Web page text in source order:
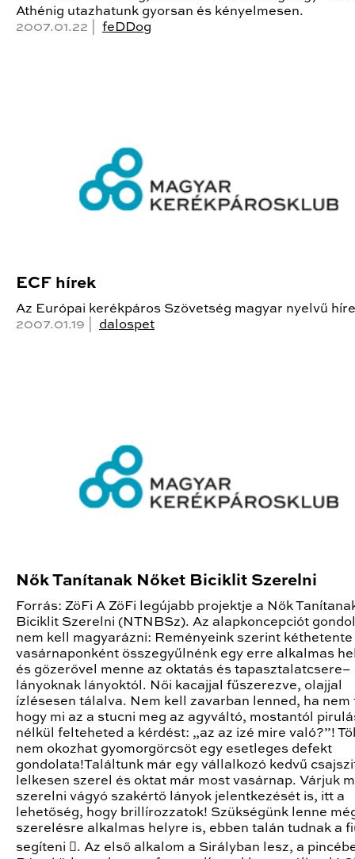
Athénig utazhatunk gyorsan és kényelmesen.
2007.01.22 | feDDog
ECF hírek
Az Európai kerékpáros Szövetség magyar nyelvű
2007.01.19 | dalospet
Nők Tanítanak Nőket Biciklit Szerelni
Forrás: ZöFi A ZöFi legújabb projektje a Nők
Biciklit Szerelni (NTNBSz). Az alapkoncepciót
nem kell magyarázni: Reményeink szerint kéthetente
vasárnaponként összegyűlnénk egy erre alkalmas
és gőzerővel menne az oktatás és tapasztalatcsere–
lányoknak lányoktól. Női kacajjal fűszerezve, olajjal
ízlésesen tálalva. Nem kell zavarban lenned, ha nem
hogy mi az a stucni meg az agyváltó, mostantól
nélkül felteheted a kérdést: „az az izé mire való?”!
nem okozhat gyomorgörcsöt egy esetleges defekt
gondolata!Találtunk már egy vállalkozó kedvű
lelkesen szerel és oktat már most vasárnap. Várjuk
szerelni vágyó szakértő lányok jelentkezését is, itt a
lehetőség, hogy brillírozzatok! Szükségünk lenne
szerelésre alkalmas helyre is, ebben talán tudnak a
segíteni . Az első alkalom a Sirályban lesz, a